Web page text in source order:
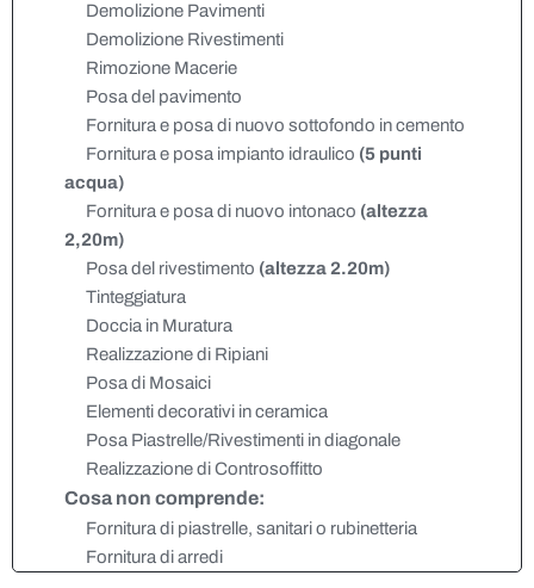
Demolizione Pavimenti
Demolizione Rivestimenti
Rimozione Macerie
Posa del pavimento
Fornitura e posa di nuovo sottofondo in cemento
Fornitura e posa impianto idraulico (5 punti
acqua)
Fornitura e posa di nuovo intonaco (altezza
2,20m)
Posa del rivestimento (altezza 2.20m)
Tinteggiatura
Doccia in Muratura
Realizzazione di Ripiani
Posa di Mosaici
Elementi decorativi in ceramica
Posa Piastrelle/Rivestimenti in diagonale
Realizzazione di Controsoffitto
Cosa non comprende:
Fornitura di piastrelle, sanitari o rubinetteria
Fornitura di arredi